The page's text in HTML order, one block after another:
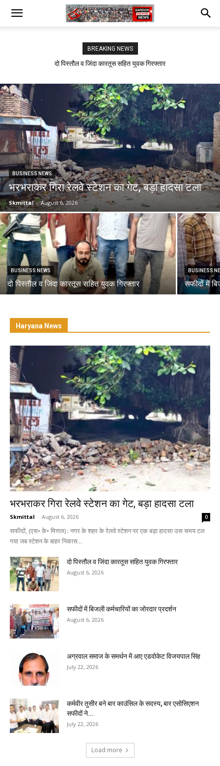
BREAKING NEWS
दो पिस्तौल व जिंदा कारतूस सहित युवक गिरफ्तार
सफीदों में बिजली कर्मचारियों का जोरदार प्रदर्शन
BUSINESS NEWS
भरभराकर गिरा रेलवे स्टेशन का गेट, बड़ा हादसा टला
Skmittal - August 6, 2026
BUSINESS NEWS
दो पिस्तौल व जिंदा कारतूस सहित युवक गिरफ्तार
BUSINESS
सफीदों में
Haryana News
भरभराकर गिरा रेलवे स्टेशन का गेट, बड़ा हादसा टला
Skmittal - August 6, 2026 0
सफीदों, (एस• के• मित्तल) : नगर के शहर के रेलवे स्टेशन पर एक बड़ा हादसा उस समय टल
गया जब स्टेशन के बाहर निकास...
दो पिस्तौल व जिंदा कारतूस सहित युवक गिरफ्तार
August 6, 2026
सफीदों में बिजली कर्मचारियों का जोरदार प्रदर्शन
August 6, 2026
अग्रवाल समाज के समर्थन में आए एडवोकेट विजयपाल सिंह
July 22, 2026
कर्मवीर तुसीर बने बार काउंसिल के सदस्य, बार एसोसिएशन
सफीदों ने...
July 22, 2026
Load more